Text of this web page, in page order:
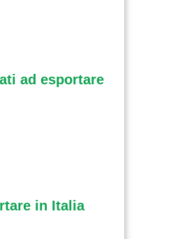
ad esportare
in Italia